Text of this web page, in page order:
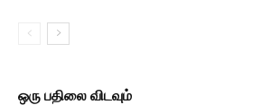
ஒரு பதிலை விடவும்